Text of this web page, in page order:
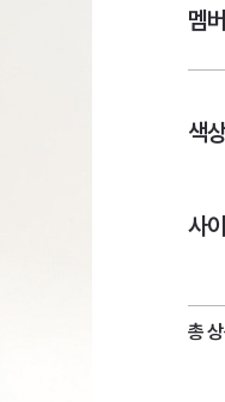
멤
색상
사
총